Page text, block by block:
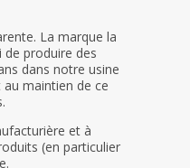
La marque la
de produire des
dans notre usine
au maintien de ce
et à
(en particulier